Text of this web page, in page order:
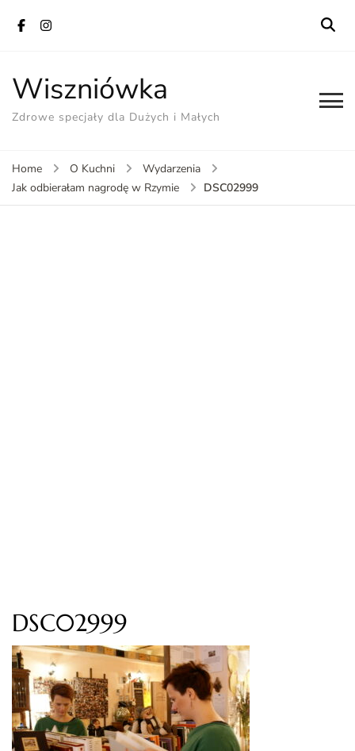
Wiszniówka
Zdrowe specjały dla Dużych i Małych
Home O Kuchni
Wydarzenia
Jak odbierałam nagrodę w Rzymie
DSC02999
DSC02999